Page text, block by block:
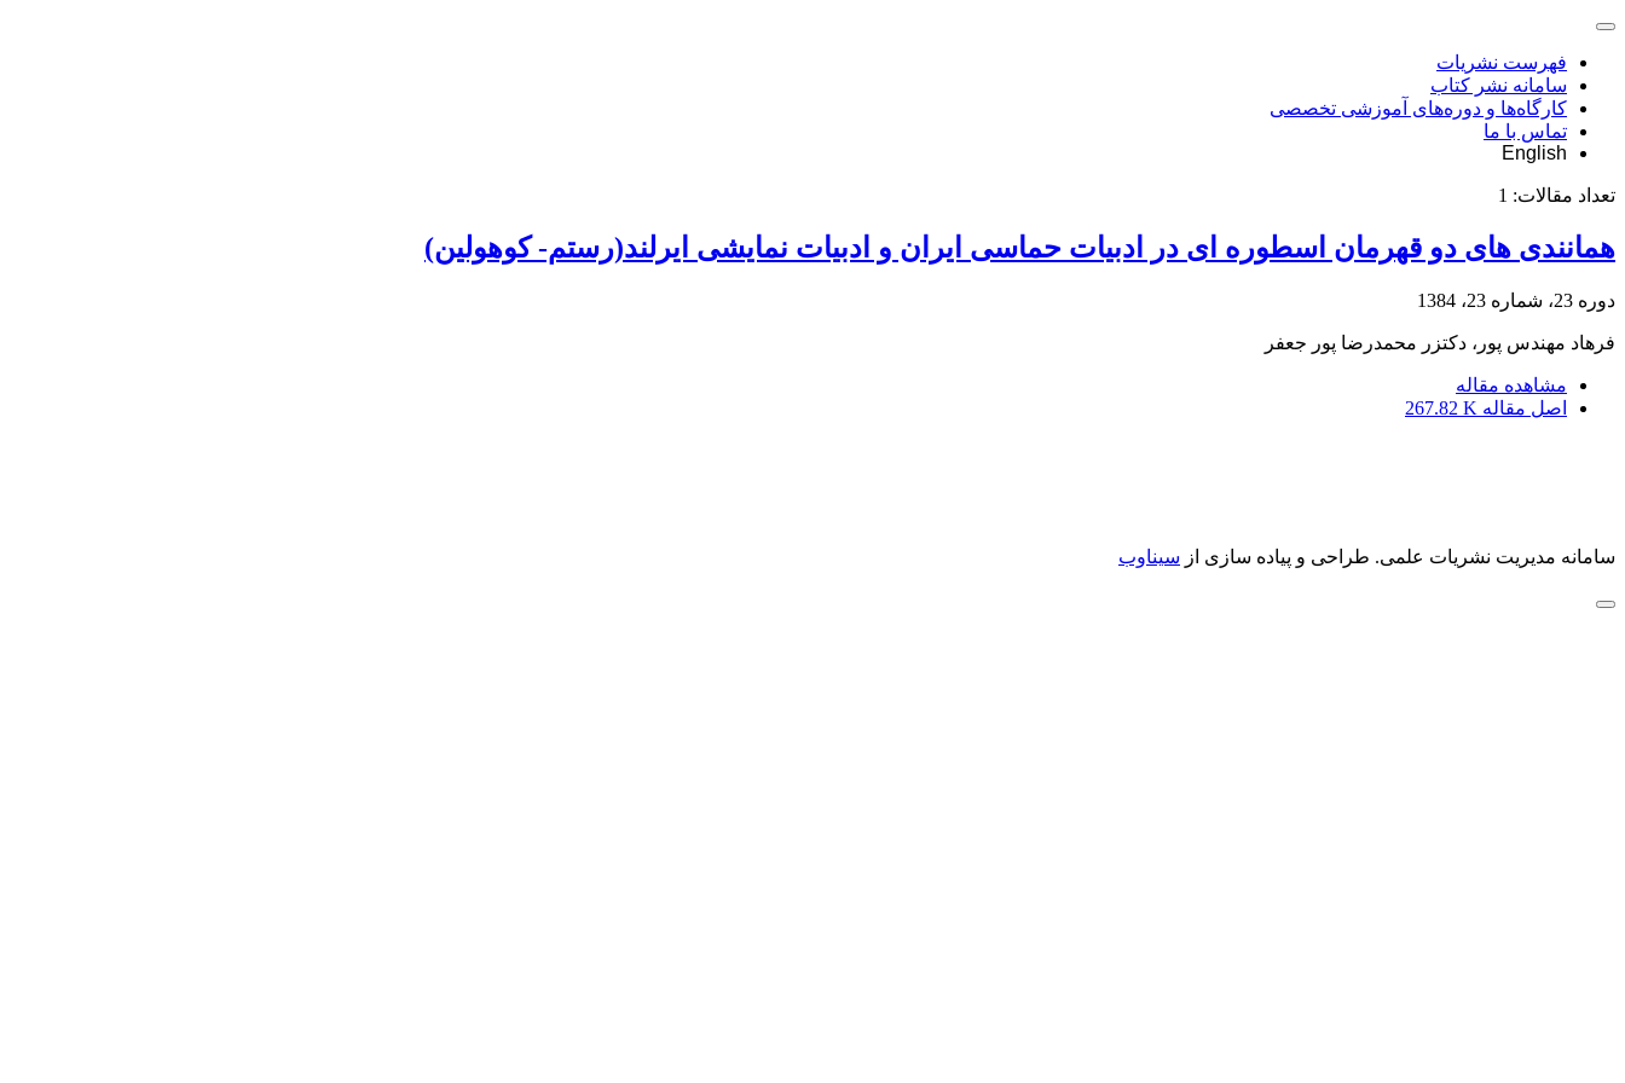
فهرست نشریات
سامانه نشر کتاب
کارگاه‌ها و دوره‌های آموزشی تخصصی
تماس با ما
English
تعداد مقالات: 1
همانندی های دو قهرمان اسطوره ای در ادبیات حماسی ایران و ادبیات نمایشی ایرلند(رستم- کوهولین)
دوره 23، شماره 23، 1384
فرهاد مهندس پور، دکتزر محمدرضا پور جعفر
مشاهده مقاله
اصل مقاله 267.82 K
سامانه مدیریت نشریات علمی. طراحی و پیاده سازی از سیناوب